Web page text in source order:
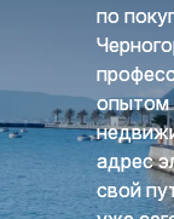
по
опытом
адрес
свой